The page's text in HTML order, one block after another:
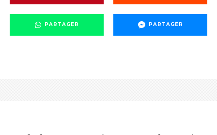
PARTAGER PARTAGER